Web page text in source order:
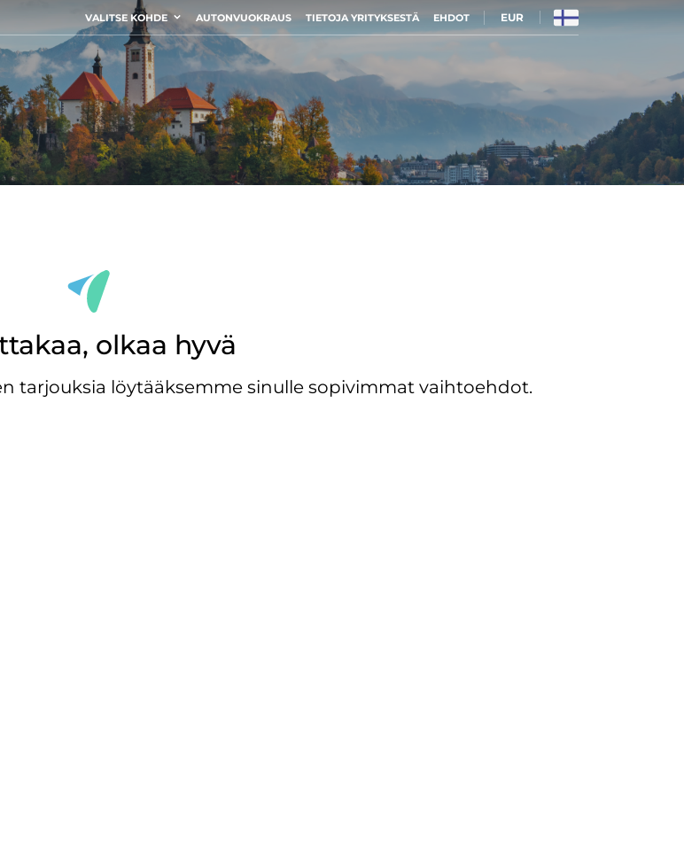
VALITSE KOHDE AUTONVUOKRAUS TIETOJA YRITYKSESTÄ EHDOT EUR
olkaa hyvä
tarjouksia löytääksemme sinulle sopivimmat vaihtoehdot.